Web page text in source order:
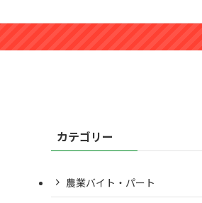
カテゴリー
農業バイト・パート